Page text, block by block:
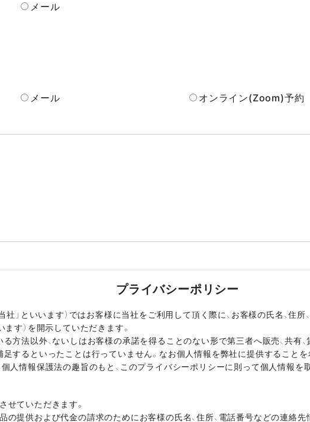
メール
メール オンライン(Zoom)予約
プライバシーポリシー
当社」といいます）ではお客様に当社をご利用して頂く際に、お客様の氏名、住
ます）を開示していただきます。
方法以外、ないしはお客様の承諾を得ることのない形で第三者へ販売、共有
足するといったことは行っていません。なお個人情報を弊社に提供すること
人情報保護法の趣旨のもと、このプライバシーポリシーに則って個人情報を
せていただきます。
の提供および代金の請求のためにお客様の氏名、住所、電話番号などの連絡先